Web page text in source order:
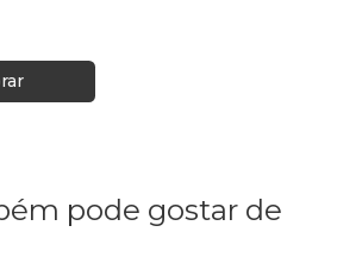
pode gostar de